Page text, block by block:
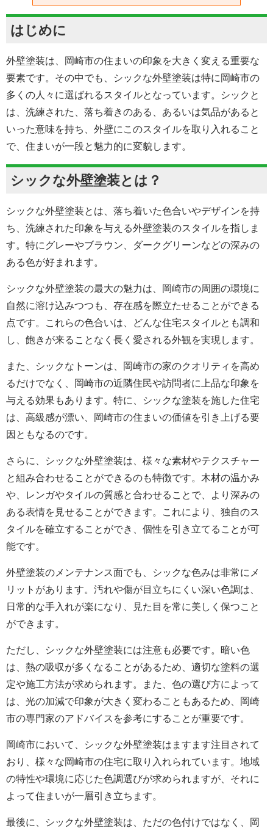
はじめに
外壁塗装は、岡崎市の住まいの印象を大きく変える重要な
要素です。その中でも、シックな外壁塗装は特に岡崎市の
多くの人々に選ばれるスタイルとなっています。シックと
は、洗練された、落ち着きのある、あるいは気品があると
いった意味を持ち、外壁にこのスタイルを取り入れること
で、住まいが一段と魅力的に変貌します。
シックな外壁塗装とは？
シックな外壁塗装とは、落ち着いた色合いやデザインを持
ち、洗練された印象を与える外壁塗装のスタイルを指しま
す。特にグレーやブラウン、ダークグリーンなどの深みの
ある色が好まれます。
シックな外壁塗装の最大の魅力は、岡崎市の周囲の環境に
自然に溶け込みつつも、存在感を際立たせることができる
点です。これらの色合いは、どんな住宅スタイルとも調和
し、飽きが来ることなく長く愛される外観を実現します。
また、シックなトーンは、岡崎市の家のクオリティを高め
るだけでなく、岡崎市の近隣住民や訪問者に上品な印象を
与える効果もあります。特に、シックな塗装を施した住宅
は、高級感が漂い、岡崎市の住まいの価値を引き上げる要
因ともなるのです。
さらに、シックな外壁塗装は、様々な素材やテクスチャー
と組み合わせることができるのも特徴です。木材の温かみ
や、レンガやタイルの質感と合わせることで、より深みの
ある表情を見せることができます。これにより、独自のス
タイルを確立することができ、個性を引き立てることが可
能です。
外壁塗装のメンテナンス面でも、シックな色みは非常にメ
リットがあります。汚れや傷が目立ちにくい深い色調は、
日常的な手入れが楽になり、見た目を常に美しく保つこと
ができます。
ただし、シックな外壁塗装には注意も必要です。暗い色
は、熱の吸収が多くなることがあるため、適切な塗料の選
定や施工方法が求められます。また、色の選び方によって
は、光の加減で印象が大きく変わることもあるため、岡崎
市の専門家のアドバイスを参考にすることが重要です。
岡崎市において、シックな外壁塗装はますます注目されて
おり、様々な岡崎市の住宅に取り入れられています。地域
の特性や環境に応じた色調選びが求められますが、それに
よって住まいが一層引き立ちます。
最後に、シックな外壁塗装は、ただの色付けではなく、岡